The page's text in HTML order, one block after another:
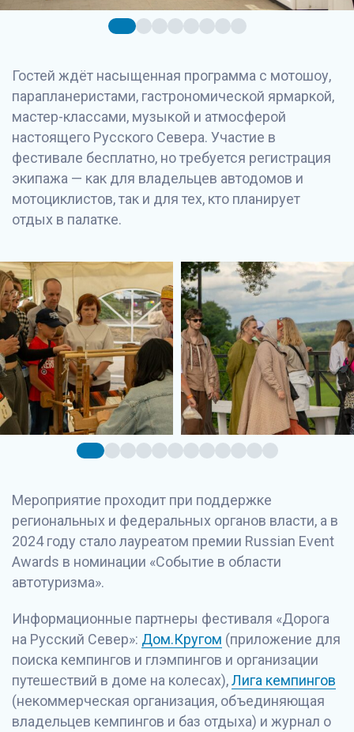
Гостей ждёт насыщенная программа с мотошоу,
парапланеристами, гастрономической ярмаркой,
мастер-классами, музыкой и атмосферой
настоящего Русского Севера. Участие в
фестивале бесплатно, но требуется регистрация
экипажа — как для владельцев автодомов и
мотоциклистов, так и для тех, кто планирует
отдых в палатке.
Мероприятие проходит при поддержке
региональных и федеральных органов власти, а в
2024 году стало лауреатом премии Russian Event
Awards в номинации «Событие в области
автотуризма».
Информационные партнеры фестиваля «Дорога
на Русский Север»: Дом.Кругом (приложение для
поиска кемпингов и глэмпингов и организации
путешествий в доме на колесах),Лига кемпингов
(некоммерческая организация, объединяющая
владельцев кемпингов и баз отдыха) и журнал о